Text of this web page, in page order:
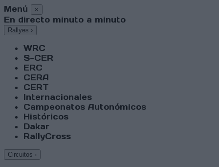
Menú ×
En directo minuto a minuto
Rallyes ›
WRC
S-CER
ERC
CERA
CERT
Internacionales
Campeonatos Autonómicos
Históricos
Dakar
RallyCross
Circuitos ›